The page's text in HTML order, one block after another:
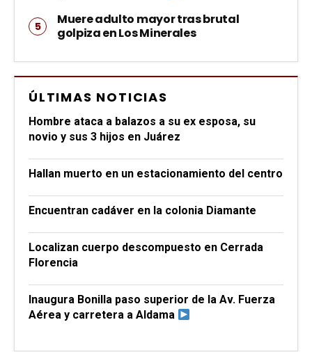
Muere adulto mayor tras brutal
golpiza en Los Minerales
ÚLTIMAS NOTICIAS
Hombre ataca a balazos a su ex esposa, su
novio y sus 3 hijos en Juárez
Hallan muerto en un estacionamiento del centro
Encuentran cadáver en la colonia Diamante
Localizan cuerpo descompuesto en Cerrada
Florencia
Inaugura Bonilla paso superior de la Av. Fuerza
Aérea y carretera a Aldama